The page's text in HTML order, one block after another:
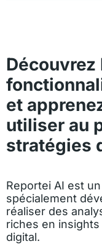
et
utiliser au
stratégies
Reportei AI est
spécialement
réaliser des
riches en
digital.